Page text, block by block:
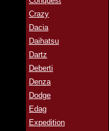
Crazy
Dacia
Daihatsu
Dartz
Deberti
Denza
Dodge
Edag
Expedition